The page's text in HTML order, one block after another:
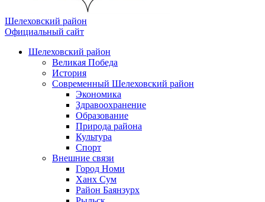
Шелеховский район
Официальный сайт
Шелеховский район
Великая Победа
История
Современный Шелеховский район
Экономика
Здравоохранение
Образование
Природа района
Культура
Спорт
Внешние связи
Город Номи
Ханх Сум
Район Баянзурх